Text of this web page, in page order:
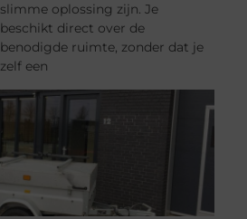
slimme oplossing zijn. Je
beschikt direct over de
benodigde ruimte, zonder dat je
zelf een